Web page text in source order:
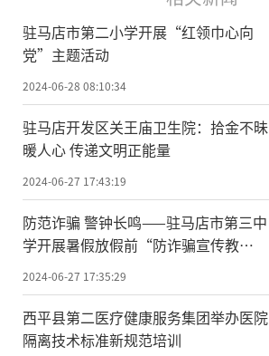
驻马店市第二小学开展“红领巾心向
党”主题活动
2024-06-28 08:10:34
驻马店开发区关王庙卫生院：拾金不昧
暖人心 传递文明正能量
2024-06-27 17:43:19
防范诈骗 警钟长鸣——驻马店市第三中
学开展暑假放假前“防诈骗宣传教
育”主题班会活动
2024-06-27 17:35:29
​西平县第二医疗健康服务集团举办医院
隔离技术标准新规范培训